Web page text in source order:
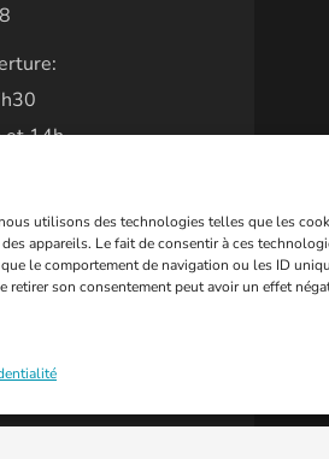
utilisons des technologies telles que les
appareils. Le fait de consentir à ces
le comportement de navigation ou les ID
retirer son consentement peut avoir un effet
et 14h-
14h-